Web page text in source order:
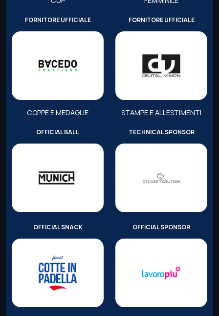
FORNITORE UFFICIALE
COPPE E MEDAGLIE
FORNITORE UFFICIALE
STAMPE E ALLESTIMENTI
OFFICIAL BALL TECHNICAL SPONSOR
OFFICIAL SNACK OFFICIAL SPONSOR